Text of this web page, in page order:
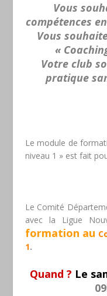
Vous
compétences
Vous
«
Votre club
pratique
Le module de
niveau 1 » est fait
Le Comité
avec la
Ligue
formation au
1.
Quand ? Le